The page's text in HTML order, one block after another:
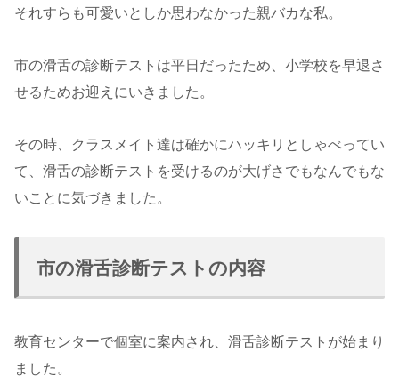
それすらも可愛いとしか思わなかった親バカな私。
市の滑舌の診断テストは平日だったため、小学校を早退さ
せるためお迎えにいきました。
その時、クラスメイト達は確かにハッキリとしゃべってい
て、滑舌の診断テストを受けるのが大げさでもなんでもな
いことに気づきました。
市の滑舌診断テストの内容
教育センターで個室に案内され、滑舌診断テストが始まり
ました。